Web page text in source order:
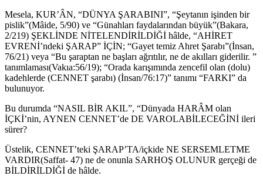
Mesela, KUR’ÂN, “DÜNYA ŞARABINI”, “Şeytanın işinden bir
pislik”(Mâide, 5/90) ve “Günahları faydalarından büyük”(Bakara,
2/219) ŞEKLİNDE NİTELENDİRİLDİĞİ hâlde, “AHİRET
EVRENİ’ndeki ŞARAP” İÇİN; “Gayet temiz Ahret Şarabı”(İnsan,
76/21) veya “Bu şaraptan ne başları ağrıtılır, ne de akılları giderilir. ”
tanımlaması(Vakıa:56/19); “Orada karışımında zencefil olan (dolu)
kadehlerde (CENNET şarabı) (İnsan/76:17)” tanımı “FARKI” da
bulunuyor.
Bu durumda “NASIL BİR AKIL”, “Dünyada HARÂM olan
İÇKİ’nin, AYNEN CENNET’de DE VAROLABİLECEĞİNİ ileri
sürer?
Üstelik, CENNET’teki ŞARAP’TA/içkide NE SERSEMLETME
VARDIR(Saffat- 47) ne de onunla SARHOŞ OLUNUR gerçeği de
BİLDİRİLDİĞİ de hâlde.